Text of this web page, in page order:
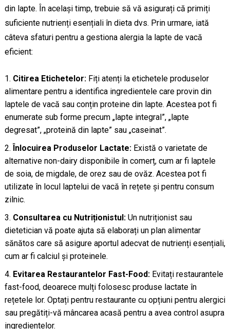
din lapte. În același timp, trebuie să vă asigurați că primiți
suficiente nutrienți esențiali în dieta dvs. Prin urmare, iată
câteva sfaturi pentru a gestiona alergia la lapte de vacă
eficient:
Citirea Etichetelor:Fiți atenți la etichetele produselor
alimentare pentru a identifica ingredientele care provin din
laptele de vacă sau conțin proteine din lapte. Acestea pot fi
enumerate sub forme precum „lapte integral”, „lapte
degresat”, „proteină din lapte” sau „caseinat”.
Înlocuirea Produselor Lactate:Există o varietate de
alternative non-dairy disponibile în comerț, cum ar fi laptele
de soia, de migdale, de orez sau de ovăz. Acestea pot fi
utilizate în locul laptelui de vacă în rețete și pentru consum
zilnic.
Consultarea cu Nutriționistul:Un nutriționist sau
dietetician vă poate ajuta să elaborați un plan alimentar
sănătos care să asigure aportul adecvat de nutrienți esențiali,
cum ar fi calciul și proteinele.
Evitarea Restaurantelor Fast-Food:Evitați restaurantele
fast-food, deoarece mulți folosesc produse lactate în
rețetele lor. Optați pentru restaurante cu opțiuni pentru alergici
sau pregătiți-vă mâncarea acasă pentru a avea control asupra
ingredientelor.